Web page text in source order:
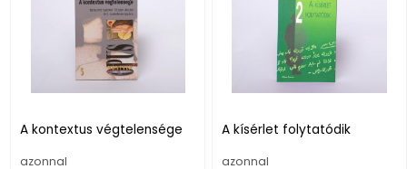
A kontextus végtelensége
azonnal
A kísérlet folytatódik
azonnal